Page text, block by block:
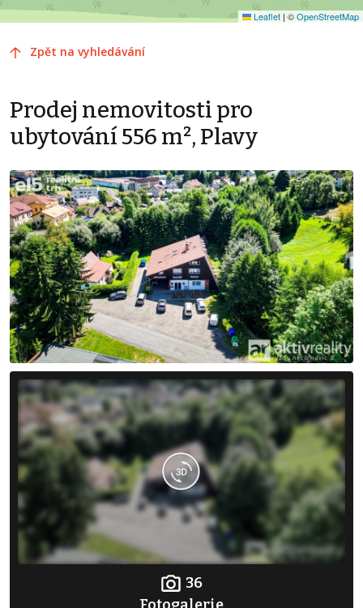
Leaflet | ©OpenStreetMap
Zpět na vyhledávání
Prodej nemovitosti pro
ubytování 556 m², Plavy
36